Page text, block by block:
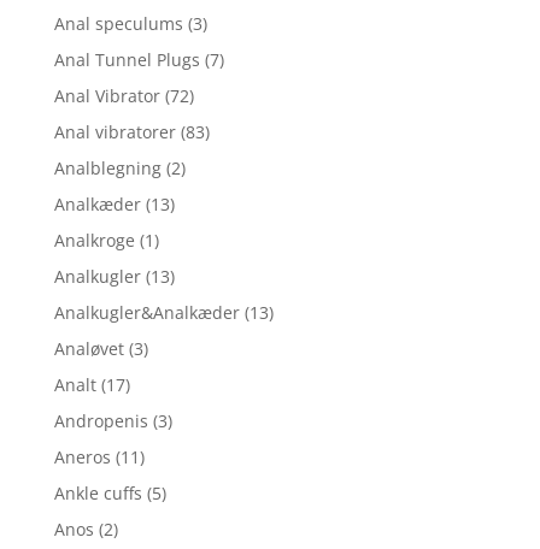
Anal speculums (3)
Anal Tunnel Plugs (7)
Anal Vibrator (72)
Anal vibratorer (83)
Analblegning (2)
Analkæder (13)
Analkroge (1)
Analkugler (13)
Analkugler&Analkæder (13)
Analøvet (3)
Analt (17)
Andropenis (3)
Aneros (11)
Ankle cuffs (5)
Anos (2)